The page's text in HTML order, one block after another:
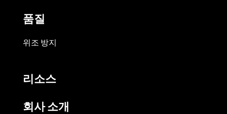
품질
위조 방지
리소스
회사 소개